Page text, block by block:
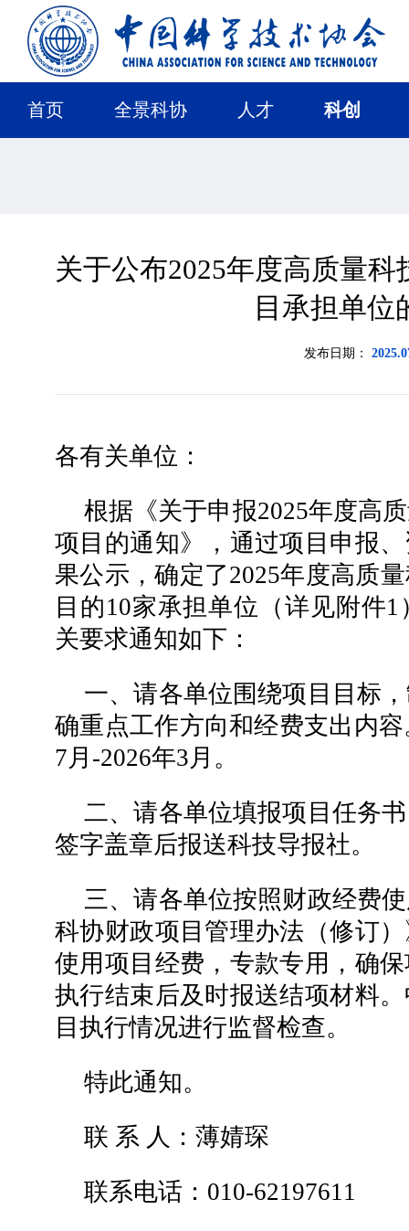
首页 全景科协 人才 科创
关于公布2025年度高质量
目承担单位
发布日期：
各有关单位：
根据《关于申报2025年度高
项目的通知》，通过项目申报
果公示，确定了2025年度高质
目的10家承担单位（详见附件
关要求通知如下：
一、请各单位围绕项目目标
确重点工作方向和经费支出内
7月-2026年3月。
二、请各单位填报项目任务
签字盖章后报送科技导报社。
三、请各单位按照财政经费
科协财政项目管理办法（修订
使用项目经费，专款专用，确
执行结束后及时报送结项材料
目执行情况进行监督检查。
特此通知。
联 系 人：薄婧琛
联系电话：010-62197611